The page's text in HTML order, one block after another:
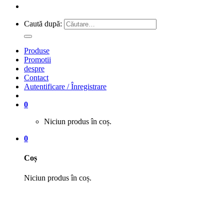
Caută după:
Produse
Promotii
despre
Contact
Autentificare / Înregistrare
0
Niciun produs în coș.
0
Coș
Niciun produs în coș.